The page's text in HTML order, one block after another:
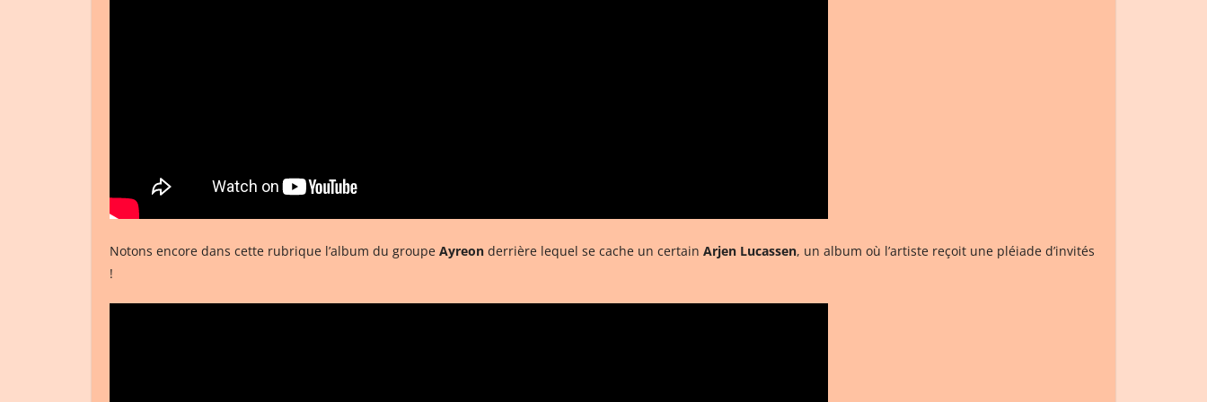
Notons encore dans cette rubrique l’album du groupe Ayreon derrière lequel se cache un certain Arjen Lucassen, un album où l’artiste reçoit une pléiade d’invités
!